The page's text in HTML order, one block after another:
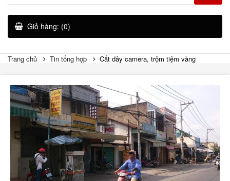
Giỏ hàng: (0)
Trang chủ Tin tổng hợp Cắt dây camera, trộm tiệm vàng